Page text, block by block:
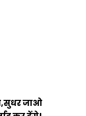
जाओ